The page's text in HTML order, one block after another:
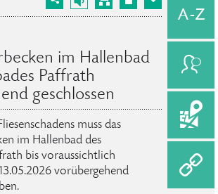
im Hallenbad
Paffrath
geschlossen
muss das
im Hallenbad des
bis voraussichtlich
vorübergehend